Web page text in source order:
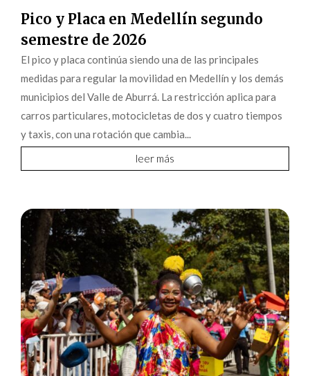
Pico y Placa en Medellín segundo
semestre de 2026
El pico y placa continúa siendo una de las principales
medidas para regular la movilidad en Medellín y los demás
municipios del Valle de Aburrá. La restricción aplica para
carros particulares, motocicletas de dos y cuatro tiempos
y taxis, con una rotación que cambia...
leer más